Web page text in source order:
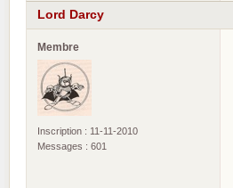
Lord Darcy
Membre
Inscription : 11-11-2010
Messages : 601